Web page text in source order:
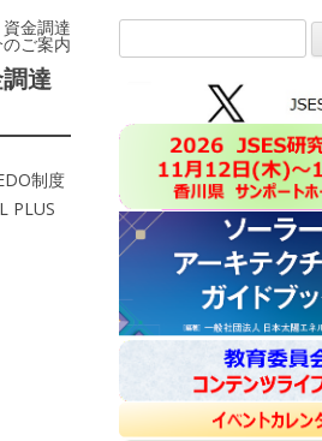
金調達
ご案内
達
制度
PLUS
索: